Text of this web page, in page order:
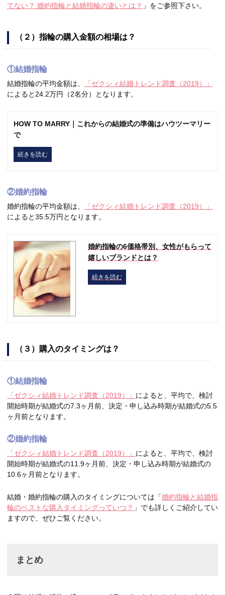
てない？ 婚約指輪と結婚指輪の違いとは？ 」をご参照下さい。
（２）指輪の購入金額の相場は？
①結婚指輪
結婚指輪の平均金額は、
「ゼクシィ結婚トレンド調査（2019）」
によると24.2万円（2名分）となります。
HOW TO MARRY｜これからの結婚式の準備はハウツーマリー
で
続きを読む
②婚約指輪
婚約指輪の平均金額は、
「ゼクシィ結婚トレンド調査（2019）」
によると35.5万円となります。
婚約指輪の6価格帯別、女性がもらって
嬉しいブランドとは？
続きを読む
（３）購入のタイミングは？
①結婚指輪
「ゼクシィ結婚トレンド調査（2019）」 によると、平均で、検討
開始時期が結婚式の7.3ヶ月前、決定・申し込み時期が結婚式の5.5
ヶ月前となります。
②婚約指輪
「ゼクシィ結婚トレンド調査（2019）」 によると、平均で、検討
開始時期が結婚式の11.9ヶ月前、決定・申し込み時期が結婚式の
10.6ヶ月前となります。
結婚・婚約指輪の購入のタイミングについては「婚約指輪と結婚指
輪のベストな購入タイミングっていつ？ 」でも詳しくご紹介してい
ますので、ぜひご覧ください。
まとめ